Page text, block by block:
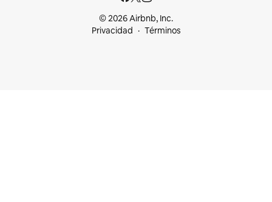
© 2026 Airbnb, Inc.
Privacidad
Términos